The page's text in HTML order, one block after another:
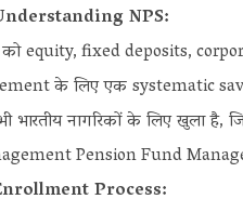
NPS:
को equity, fixed deposits,
के लिए एक systematic
भारतीय नागरिकों के लिए खुला
Pension Fund
Process: